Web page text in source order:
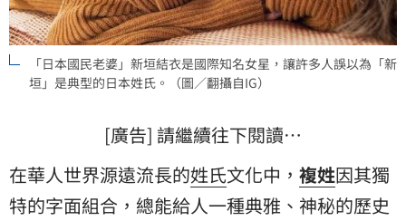
「日本國民老婆」新垣結衣是國際知名女星，讓許多人誤以為「新
垣」是典型的日本姓氏。（圖／翻攝自IG）
[廣告] 請繼續往下閱讀…
在華人世界源遠流長的姓氏文化中， 複姓因其獨
特的字面組合，總能給人一種典雅、神秘的歷史